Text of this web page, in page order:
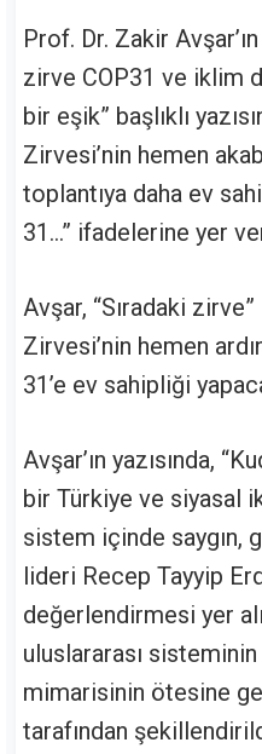
Prof. Dr. Zakir
zirve COP31 ve iklim
bir eşik” başlıklı
Zirvesi’nin hemen
toplantıya daha ev
31…” ifadelerine yer
Avşar, “Sıradaki
Zirvesi’nin hemen
31’e ev sahipliği
Avşar’ın yazısında,
bir Türkiye ve siyasal
sistem içinde saygın,
lideri Recep Tayyip
değerlendirmesi yer
uluslararası
mimarisinin ötesine
tarafından